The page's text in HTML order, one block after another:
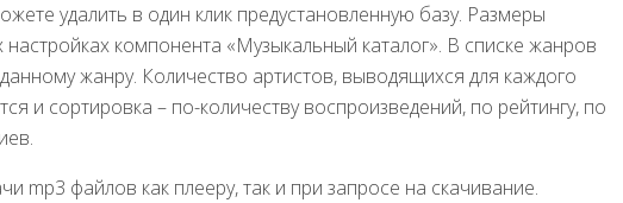
удалить в один клик предустановленную базу. Размеры
компонента «Музыкальный каталог». В списке жанров
жанру. Количество артистов, выводящихся для каждого
и сортировка – по-количеству воспроизведений, по рейтингу, по
mp3 файлов как плееру, так и при запросе на скачивание.